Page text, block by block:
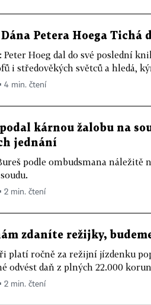
Petera Hoega Tichá
Peter Hoeg dal do své poslední
i středověkých světců a hledá,
4 min. čtení
kárnou žalobu na
jednání
podle ombudsmana
2 min. čtení
zdaníte režijky,
platí ročně za režijní jízdenku
odvést daň z plných 22.000
2 min. čtení